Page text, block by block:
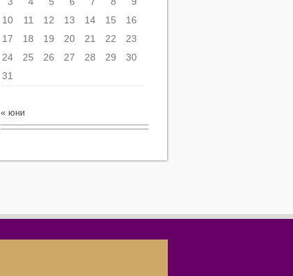
10
11 12 13 14 15
16
17
18 19 20 21 22
23
24
25 26 27 28 29
30
31
« юни